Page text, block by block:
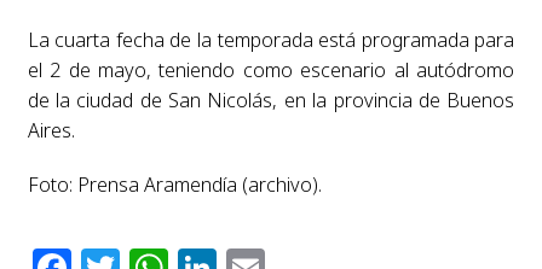
La cuarta fecha de la temporada está programada para
el 2 de mayo, teniendo como escenario al autódromo
de la ciudad de San Nicolás, en la provincia de Buenos
Aires.
Foto: Prensa Aramendía (archivo).